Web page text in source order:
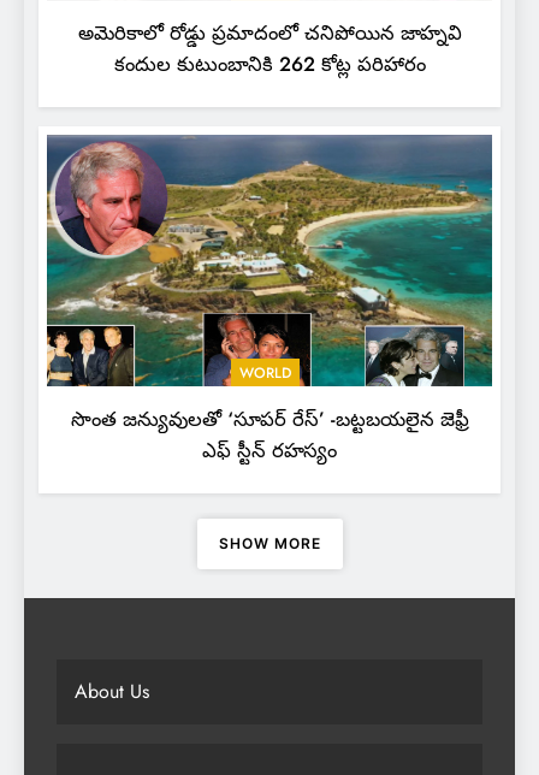
అమెరికాలో రోడ్డు ప్రమాదంలో చనిపోయిన జాహ్నవి
కందుల కుటుంబానికి 262 కోట్ల పరిహారం
WORLD
సొంత జన్యువులతో ‘సూపర్ రేస్’ -బట్టబయలైన జెఫ్రీ
ఎఫ్ స్టీన్ రహస్యం
SHOW MORE
About Us